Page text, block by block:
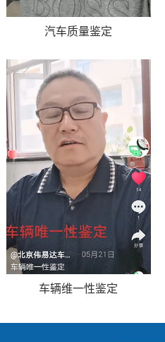
汽车质量鉴定
车辆维一性鉴定